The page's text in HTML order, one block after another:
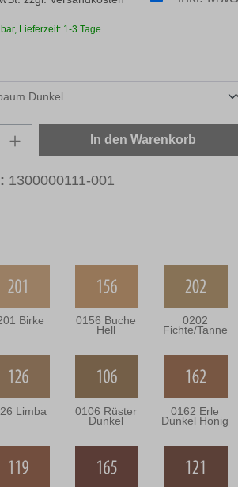
Birke 0156 Buche
Hell
0202
Fichte/Tanne
Limba 0106 Rüster
Dunkel
0162 Erle
Dunkel Honig
Lieferzeit: 1-3 Tage
Anzahl: Gib denIn den Warenkorb
1300000111-001